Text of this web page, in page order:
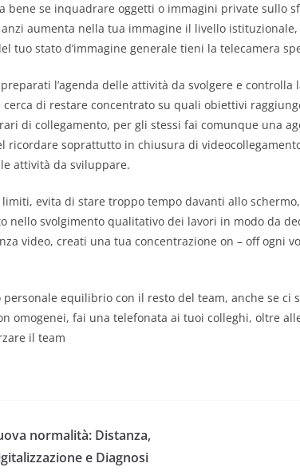
bene se inquadrare oggetti o immagini private sullo
aumenta nella tua immagine il livello
tuo stato d’immagine generale tieni la telecamera
l’agenda delle attività da svolgere e
di restare concentrato su quali obiettivi
di collegamento, per gli stessi fai comunque una
ricordare soprattutto in chiusura di
attività da sviluppare.
evita di stare troppo tempo davanti allo
nello svolgimento qualitativo dei lavori in modo da
video, creati una tua concentrazione on – off ogni
personale equilibrio con il resto del team, anche se ci
omogenei, fai una telefonata ai tuoi colleghi, oltre
il team
normalità: Distanza,
e Diagnosi